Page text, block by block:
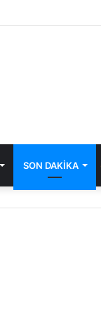
SON DAKIKA